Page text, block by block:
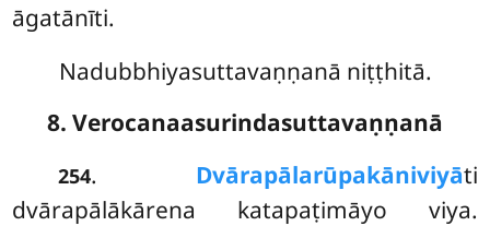
āgatānīti.
Nadubbhiyasuttavaṇṇanā niṭṭhitā.
8. Verocanaasurindasuttavaṇṇanā
254. Dvārapālarūpakāniviyāti
dvārapālākārena katapaṭimāyo viya.